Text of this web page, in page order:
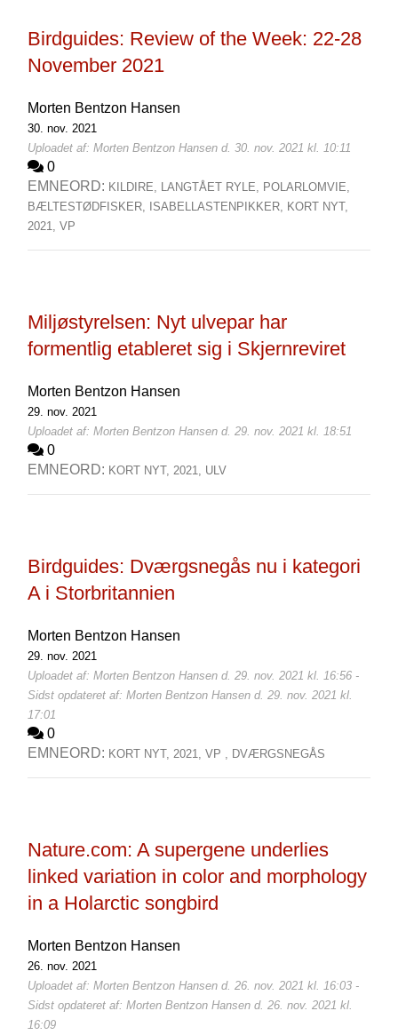
Birdguides: Review of the Week: 22-28
November 2021
Morten Bentzon Hansen
30. nov. 2021
Uploadet af: Morten Bentzon Hansen d. 30. nov. 2021 kl. 10:11
0
EMNEORD: KILDIRE, LANGTÅET RYLE, POLARLOMVIE,
BÆLTESTØDFISKER,
ISABELLASTENPIKKER, KORT NYT,
2021, VP
Miljøstyrelsen: Nyt ulvepar har
formentlig etableret sig i Skjernreviret
Morten Bentzon Hansen
29. nov. 2021
Uploadet af: Morten Bentzon Hansen d. 29. nov. 2021 kl. 18:51
0
EMNEORD: KORT NYT, 2021, ULV
Birdguides: Dværgsnegås nu i kategori
A i Storbritannien
Morten Bentzon Hansen
29. nov. 2021
Uploadet af: Morten Bentzon Hansen d. 29. nov. 2021 kl. 16:56 -
Sidst opdateret af: Morten Bentzon Hansen d. 29. nov. 2021 kl.
17:01
0
EMNEORD: KORT NYT, 2021, VP , DVÆRGSNEGÅS
Nature.com: A supergene underlies
linked variation in color and morphology
in a Holarctic songbird
Morten Bentzon Hansen
26. nov. 2021
Uploadet af: Morten Bentzon Hansen d. 26. nov. 2021 kl. 16:03 -
Sidst opdateret af: Morten Bentzon Hansen d. 26. nov. 2021 kl.
16:09